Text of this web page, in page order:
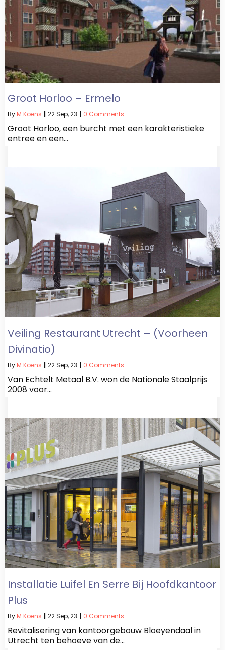
Groot Horloo – Ermelo
ByM.koens | 22Sep, 23 | 0 Comments
Groot Horloo, een burcht met een karakteristieke
entree en een…
Veiling Restaurant Utrecht – (voorheen
Divinatio)
ByM.koens | 22Sep, 23 | 0 Comments
Van Echtelt Metaal B.V. won de Nationale Staalprijs
2008 voor…
Installatie Luifel En Serre Bij Hoofdkantoor
Plus
ByM.koens | 22Sep, 23 | 0 Comments
Revitalisering van kantoorgebouw Bloeyendaal in
Utrecht ten behoeve van de…